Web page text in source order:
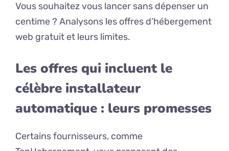
Vous souhaitez vous lancer sans dépenser un
centime ? Analysons les offres d’hébergement
web gratuit et leurs limites.
Les offres qui incluent le
célèbre installateur
automatique : leurs promesses
Certains fournisseurs, comme